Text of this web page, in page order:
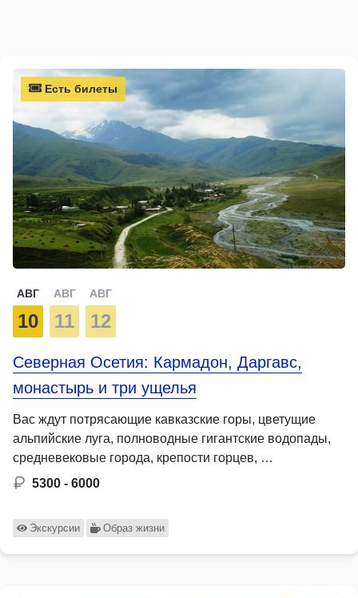
Есть билеты
АВГ
10
АВГ
11
АВГ
12
Северная Осетия: Кармадон, Даргавс,
монастырь и три ущелья
Вас ждут потрясающие кавказские горы, цветущие
альпийские луга, полноводные гигантские водопады,
средневековые города, крепости горцев, …
5300 - 6000
Экскурсии Образ жизни